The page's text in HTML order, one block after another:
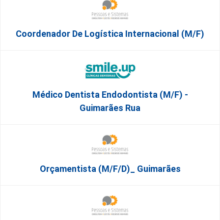
Coordenador De Logística Internacional (m/f)
Médico Dentista Endodontista (M/F) -
Guimarães Rua
Orçamentista (m/f/d)_ Guimarães